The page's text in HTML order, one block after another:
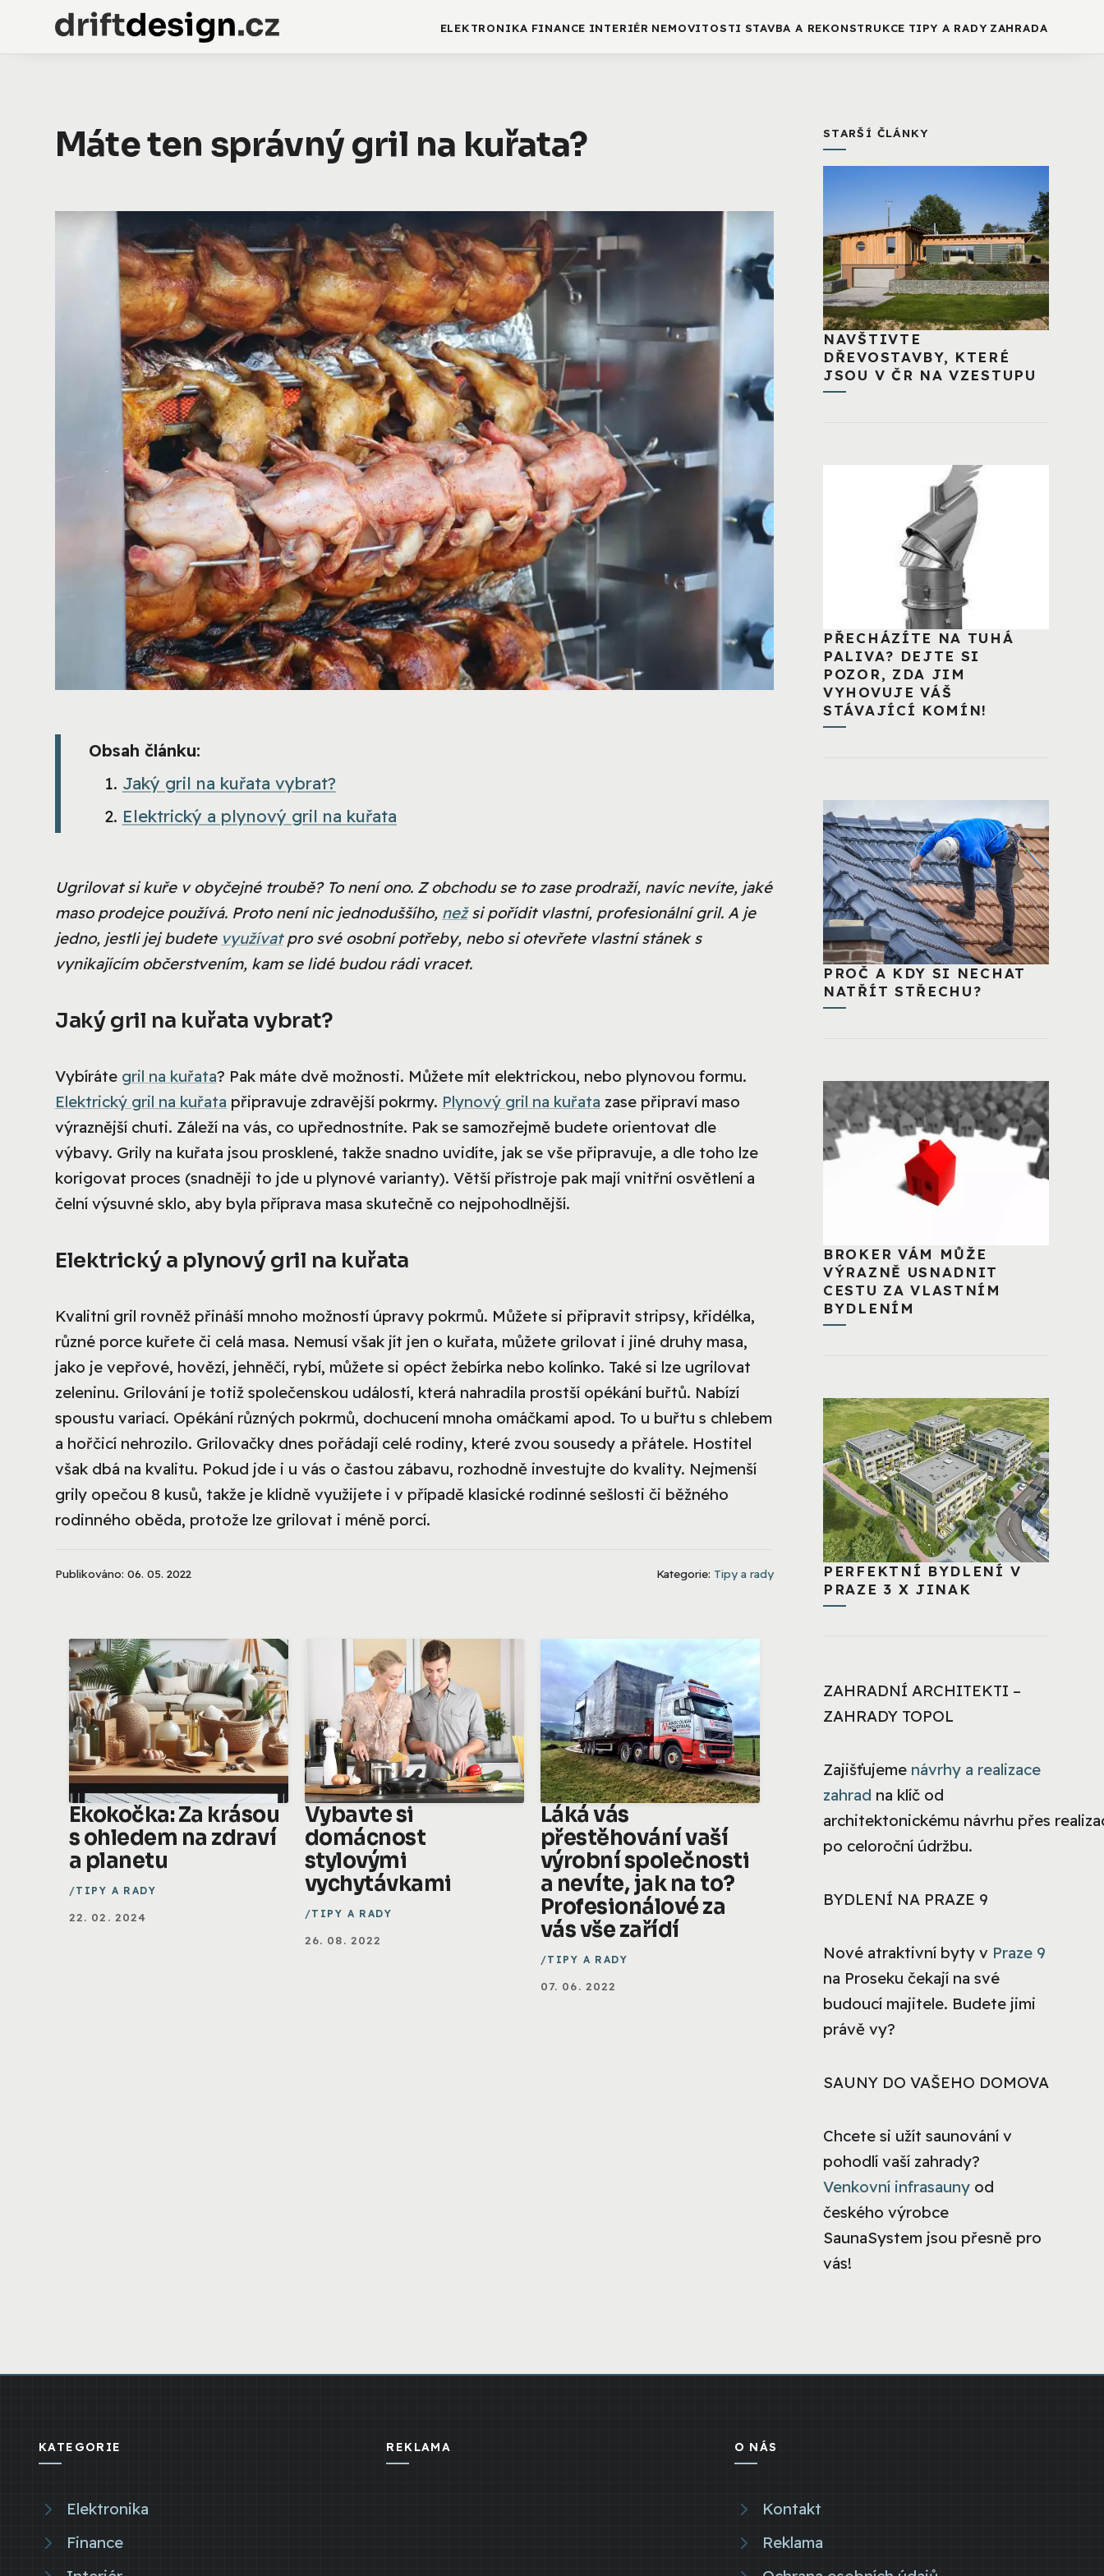
ELEKTRONIKA FINANCE INTERIÉR NEMOVITOSTI STAVBA A REKONSTRUKCE TIPY A RADY ZAHRADA
Máte ten správný gril na kuřata?
Obsah článku:
Jaký gril na kuřata vybrat?
Elektrický a plynový gril na kuřata
Ugrilovat si kuře v obyčejné troubě? To není ono. Z obchodu se to zase prodraží, navíc nevíte, jaké
maso prodejce používá. Proto není nic jednoduššího, nežsi pořídit vlastní, profesionální gril. A je
jedno, jestli jej budete využívatpro své osobní potřeby, nebo si otevřete vlastní stánek s
vynikajícím občerstvením, kam se lidé budou rádi vracet.
Jaký gril na kuřata vybrat?
Vybíráte gril na kuřata? Pak máte dvě možnosti. Můžete mít elektrickou, nebo plynovou formu.
Elektrický gril na kuřata připravuje zdravější pokrmy. Plynový gril na kuřata zase připraví maso
výraznější chuti. Záleží na vás, co upřednostníte. Pak se samozřejmě budete orientovat dle
výbavy. Grily na kuřata jsou prosklené, takže snadno uvidíte, jak se vše připravuje, a dle toho lze
korigovat proces (snadněji to jde u plynové varianty). Větší přístroje pak mají vnitřní osvětlení a
čelní výsuvné sklo, aby byla příprava masa skutečně co nejpohodlnější.
Elektrický a plynový gril na kuřata
Kvalitní gril rovněž přináší mnoho možností úpravy pokrmů. Můžete si připravit stripsy, křidélka,
různé porce kuřete či celá masa. Nemusí však jít jen o kuřata, můžete grilovat i jiné druhy masa,
jako je vepřové, hovězí, jehněčí, rybí, můžete si opéct žebírka nebo kolínko. Také si lze ugrilovat
zeleninu. Grilování je totiž společenskou událostí, která nahradila prostší opékání buřtů. Nabízí
spoustu variací. Opékání různých pokrmů, dochucení mnoha omáčkami apod. To u buřtu s chlebem
a hořčicí nehrozilo. Grilovačky dnes pořádají celé rodiny, které zvou sousedy a přátele. Hostitel
však dbá na kvalitu. Pokud jde i u vás o častou zábavu, rozhodně investujte do kvality. Nejmenší
grily opečou 8 kusů, takže je klidně využijete i v případě klasické rodinné sešlosti či běžného
rodinného oběda, protože lze grilovat i méně porcí.
Publikováno: 06. 05. 2022 Kategorie: Tipy a rady
Ekokočka: Za krásou
s ohledem na zdraví
a planetu
TIPY A RADY
22. 02. 2024
Vybavte si
domácnost
stylovými
vychytávkami
TIPY A RADY
26. 08. 2022
Láká vás
přestěhování vaší
výrobní společnosti
a nevíte, jak na to?
Profesionálové za
vás vše zařídí
TIPY A RADY
07. 06. 2022
STARŠÍ ČLÁNKY
NAVŠTIVTE
DŘEVOSTAVBY, KTERÉ
JSOU V ČR NA VZESTUPU
PŘECHÁZÍTE NA TUHÁ
PALIVA? DEJTE SI
POZOR, ZDA JIM
VYHOVUJE VÁŠ
STÁVAJÍCÍ KOMÍN!
PROČ A KDY SI NECHAT
NATŘÍT STŘECHU?
BROKER VÁM MŮŽE
VÝRAZNĚ USNADNIT
CESTU ZA VLASTNÍM
BYDLENÍM
PERFEKTNÍ BYDLENÍ V
PRAZE 3 X JINAK
ZAHRADNÍ ARCHITEKTI –
ZAHRADY TOPOL
Zajišťujeme návrhy a realizace
zahrad na klíč od
architektonickému návrhu přes
po celoroční údržbu.
BYDLENÍ NA PRAZE 9
Nové atraktivní byty v Praze 9
na Proseku čekají na své
budoucí majitele. Budete jimi
právě vy?
SAUNY DO VAŠEHO DOMOVA
Chcete si užít saunování v
pohodlí vaší zahrady?
Venkovní infrasauny od
českého výrobce
SaunaSystem jsou přesně pro
vás!
KATEGORIE
Elektronika
Finance
REKLAMA O NÁS
Kontakt
Reklama